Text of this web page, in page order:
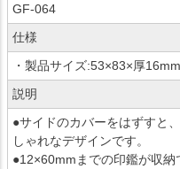
GF-064
仕様
・製品サイズ:53×83×厚16mm
説明
●サイドのカバーをはずすと
しゃれなデザインです。
●12×60mmまでの印鑑が収納